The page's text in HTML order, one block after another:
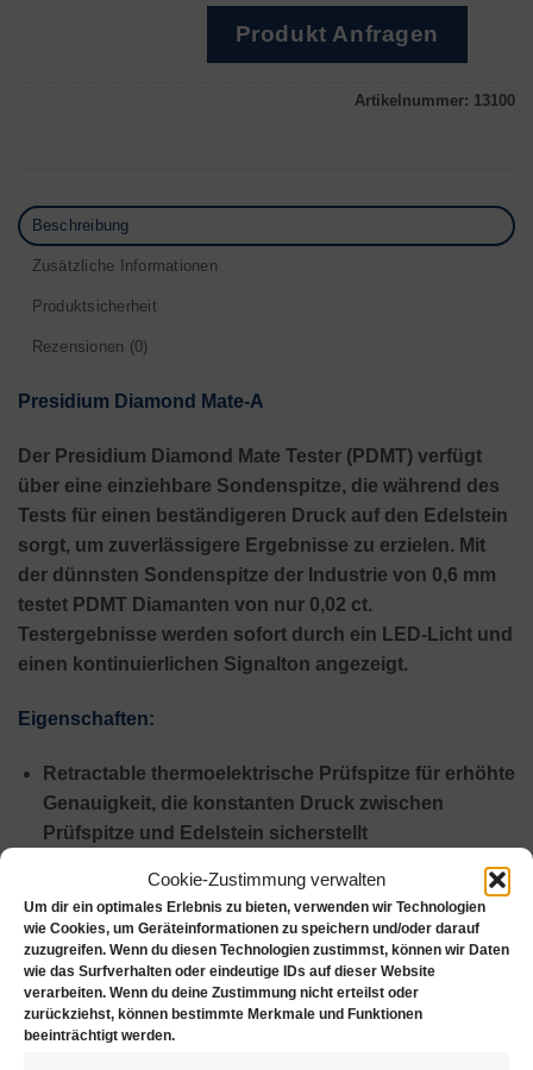
Cookie-Zustimmung verwalten
Um dir ein optimales Erlebnis zu bieten, verwenden wir Technologien
wie Cookies, um Geräteinformationen zu speichern und/oder darauf
zuzugreifen. Wenn du diesen Technologien zustimmst, können wir Daten
wie das Surfverhalten oder eindeutige IDs auf dieser Website
verarbeiten. Wenn du deine Zustimmung nicht erteilst oder
zurückziehst, können bestimmte Merkmale und Funktionen
beeinträchtigt werden.
Produkt Anfragen
Artikelnummer: 13100
Beschreibung
Zusätzliche Informationen
Produktsicherheit
Rezensionen (0)
Presidium Diamond Mate-A
Der Presidium Diamond Mate Tester (PDMT) verfügt
über eine einziehbare Sondenspitze, die während des
Tests für einen beständigeren Druck auf den Edelstein
sorgt, um zuverlässigere Ergebnisse zu erzielen. Mit
der dünnsten Sondenspitze der Industrie von 0,6 mm
testet PDMT Diamanten von nur 0,02 ct.
Testergebnisse werden sofort durch ein LED-Licht und
einen kontinuierlichen Signalton angezeigt.
Eigenschaften:
Retractable thermoelektrische Prüfspitze für erhöhte
Genauigkeit, die konstanten Druck zwischen
Prüfspitze und Edelstein sicherstellt
Die dünnste Sondenspitze der Industrie (0,6 mm)
zum Testen von Diamanten von nur 0,02 ct
Metallalarmsummer, um sicherzustellen, dass die
Sondenspitze während des Tests mit Stein in
Berührung kommt
Keine Wartezeit zwischen den Tests